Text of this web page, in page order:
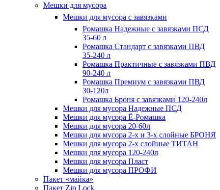
Мешки для мусора
Мешки для мусора с завязками
Ромашка Надежные с завязками ПСД
35-60 л
Ромашка Стандарт с завязками ПВД
35-240 л
Ромашка Практичные с завязками ПВД
90-240 л
Ромашка Премиум с завязками ПВД
30-120л
Ромашка Броня с завязками 120-240л
Мешки для мусора Надежные ПСД
Мешки для мусора Ё-Ромашка
Мешки для мусора 20-60л
Мешки для мусора 2-х и 3-х слойные БРОНЯ
Мешки для мусора 2-х слойные ТИТАН
Мешки для мусора 120-240л
Мешки для мусора Пласт
Мешки для мусора ПРОФИ
Пакет «майка»
Пакет Zip Lock